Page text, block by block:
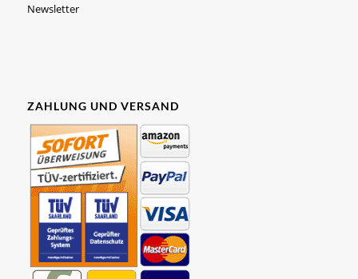
Newsletter
ZAHLUNG UND VERSAND